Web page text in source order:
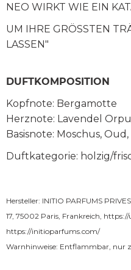
NEO WIRKT WIE EIN
UM IHRE GRÖSSTEN
LASSEN"
DUFTKOMPOSITION
Kopfnote: Bergamotte
Herznote: Lavendel
Basisnote: Moschus,
Duftkategorie: holzig/
Hersteller: INITIO PARFUMS
17, 75002 Paris, Frankreich, https://
https://initioparfums.com/
Warnhinweise: Entflammbar, nur